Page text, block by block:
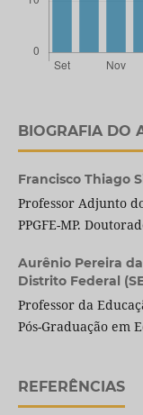
BIOGRAFIA DO
Francisco Thiago
Professor Adjunto
PPGFE-MP.
Aurênio Pereira
Distrito Federal
Professor da
Pós-Graduação em
REFERÊNCIAS